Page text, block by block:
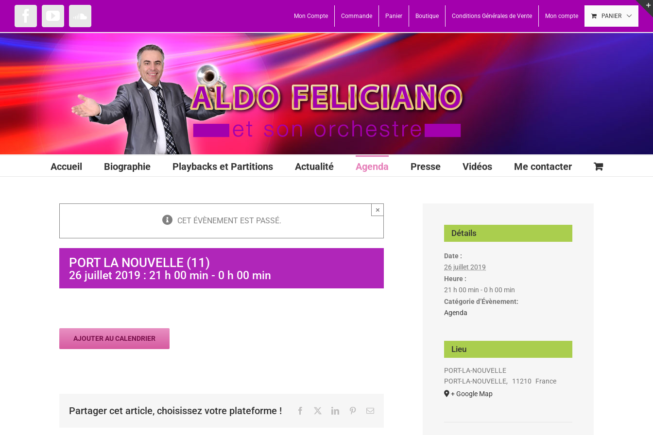
Passer
contenu
Mon Compte Commande Panier Boutique Conditions Générales de Vente Mon compte PANIER
Accueil Biographie Playbacks et Partitions Actualité Agenda Presse Vidéos Me contacter
CET ÉVÈNEMENT EST PASSÉ.
×
PORT LA NOUVELLE (11)
26 juillet 2019 : 21 h 00 min - 0 h 00 min
AJOUTER AU CALENDRIER
Partager cet article, choisissez votre plateforme ! Facebook LinkedInPinterestEmail
Détails
Date :
26 juillet 2019
Heure :
21 h 00 min - 0 h 00 min
Catégorie d’Évènement:
Agenda
Lieu
PORT-LA-NOUVELLE
PORT-LA-NOUVELLE, 11210
France
+ Google Map